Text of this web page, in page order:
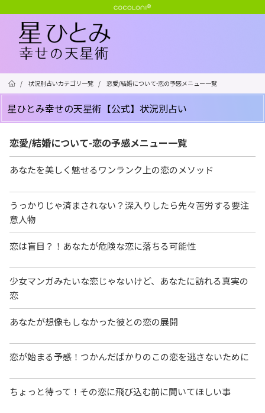
/ 状況別占いカテゴリ一覧 / 恋愛/結婚について-恋の予感メニュー一覧
星ひとみ幸せの天星術【公式】状況別占い
恋愛/結婚について-恋の予感メニュー一覧
あなたを美しく魅せるワンランク上の恋のメソッド
うっかりじゃ済まされない？深入りしたら先々苦労する要注
意人物
恋は盲目？！あなたが危険な恋に落ちる可能性
少女マンガみたいな恋じゃないけど、あなたに訪れる真実の
恋
あなたが想像もしなかった彼との恋の展開
恋が始まる予感！つかんだばかりのこの恋を逃さないために
ちょっと待って！その恋に飛び込む前に聞いてほしい事